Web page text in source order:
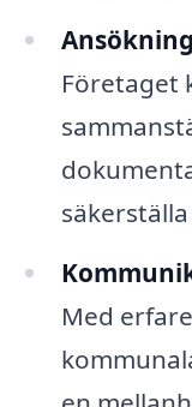
Företaget
Med